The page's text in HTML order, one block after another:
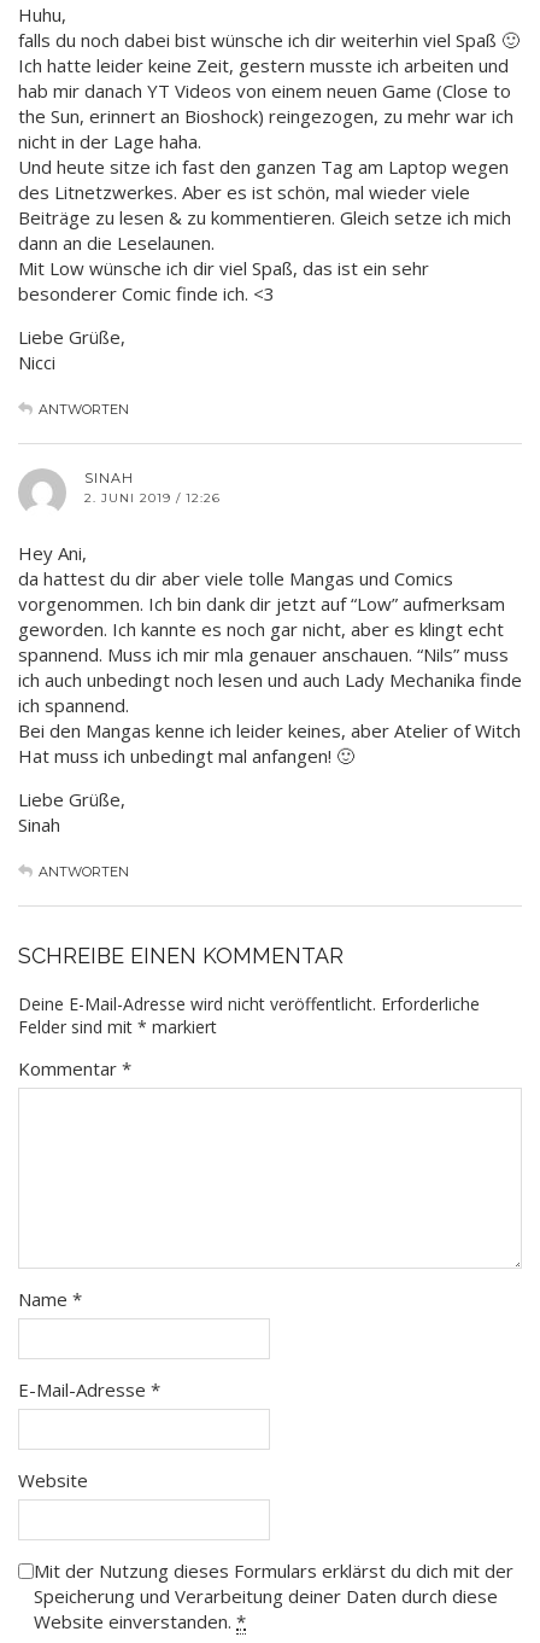
Huhu,
falls du noch dabei bist wünsche ich dir weiterhin viel Spaß 🙂
Ich hatte leider keine Zeit, gestern musste ich arbeiten und
hab mir danach YT Videos von einem neuen Game (Close to
the Sun, erinnert an Bioshock) reingezogen, zu mehr war ich
nicht in der Lage haha.
Und heute sitze ich fast den ganzen Tag am Laptop wegen
des Litnetzwerkes. Aber es ist schön, mal wieder viele
Beiträge zu lesen & zu kommentieren. Gleich setze ich mich
dann an die Leselaunen.
Mit Low wünsche ich dir viel Spaß, das ist ein sehr
besonderer Comic finde ich. <3
Liebe Grüße,
Nicci
ANTWORTEN
SINAH
2. JUNI 2019 / 12:26
Hey Ani,
da hattest du dir aber viele tolle Mangas und Comics
vorgenommen. Ich bin dank dir jetzt auf “Low” aufmerksam
geworden. Ich kannte es noch gar nicht, aber es klingt echt
spannend. Muss ich mir mla genauer anschauen. “Nils” muss
ich auch unbedingt noch lesen und auch Lady Mechanika finde
ich spannend.
Bei den Mangas kenne ich leider keines, aber Atelier of Witch
Hat muss ich unbedingt mal anfangen! 🙂
Liebe Grüße,
Sinah
ANTWORTEN
SCHREIBE EINEN KOMMENTAR
Deine E-Mail-Adresse wird nicht veröffentlicht. Erforderliche
Felder sind mit * markiert
Kommentar *
Name *
E-Mail-Adresse *
Website
Mit der Nutzung dieses Formulars erklärst du dich mit der
Speicherung und Verarbeitung deiner Daten durch diese
Website einverstanden. *